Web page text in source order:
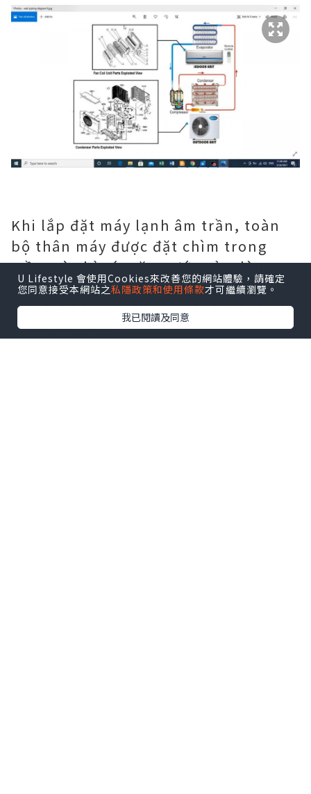
Khi lắp đặt máy lạnh âm trần, toàn
bộ thân máy được đặt chìm trong
trần, và chỉ có mặt trước của dàn
lạnh là nhô ra.
Các kiến thức này được tham khảo từ
Điện máy ACT
U Lifestyle 會使用Cookies來改善您的網站體驗，請確定
您同意接受本網站之私隱政策和使用條款才可繼續瀏覽。
我已閱讀及同意